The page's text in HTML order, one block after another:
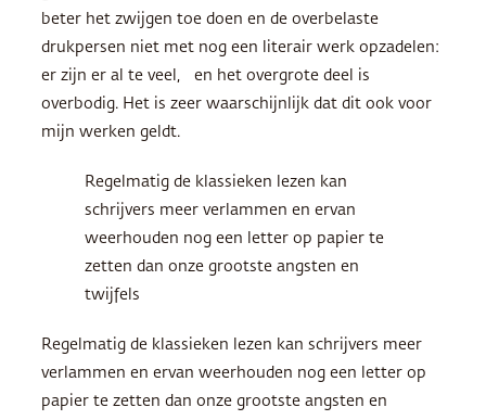
beter het zwijgen toe doen en de overbelaste
drukpersen niet met nog een literair werk opzadelen:
er zijn er al te veel, en het overgrote deel is
overbodig. Het is zeer waarschijnlijk dat dit ook voor
mijn werken geldt.
Regelmatig de klassieken lezen kan
schrijvers meer verlammen en ervan
weerhouden nog een letter op papier te
zetten dan onze grootste angsten en
twijfels
Regelmatig de klassieken lezen kan schrijvers meer
verlammen en ervan weerhouden nog een letter op
papier te zetten dan onze grootste angsten en